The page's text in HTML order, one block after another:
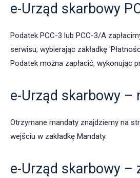
e-Urząd skarbowy
Podatek PCC-3 lub PCC-3/A
serwisu, wybierając zakładkę
Podatek można zapłacić, wykonując
e-Urząd skarbowy –
Otrzymane mandaty znajdziemy na
wejściu w zakładkę Mandaty.
e-Urząd skarbowy –